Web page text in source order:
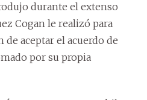
durante el extenso
Cogan le realizó para
aceptar el acuerdo de
por su propia